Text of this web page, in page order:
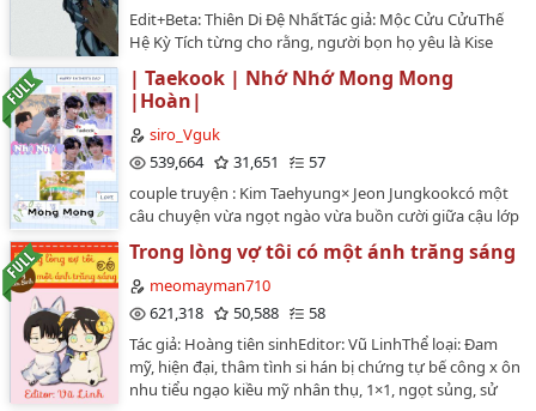
Edit+Beta: Thiên Di Đệ NhấtTác giả: Mộc Cửu CửuThế
Hệ Kỳ Tích từng cho rằng, người bọn họ yêu là Kise
người mình yêu là đồng bạn luôn ở bên cạnh.Mãi đến
sau này...Thế Hệ Kỳ Tích mới biết, thì ra người bọn họ
đã gửi gắm trái tim, vẫn luôn là cậu ấy.Nhưng với một
số kẻ, bỏ lỡ chính là bỏ lỡ.Giống như...thời gian thì sẽ
Tetsuya, Kagami Taiga, Thế Hệ Kỳ Tích || Phối hợp: Cao
trung mọi người || Cái khác: All Kuroko, ngốc manh.…
| Taekook | Nhớ Nhớ Mong Mong
|Hoàn|
siro_Vguk
539,664
31,651
57
couple truyện : Kim Taehyung× Jeon Jungkookcó một
câu chuyện vừa ngọt ngào vừa buồn cười giữa cậu lớp
thiếu niên non nớt, lật đật vượt qua ở thời gian cùng
nhau trưởng thành.- Kim Taehyung! tôi thích cậuĐể rồi
khi trưởng thành, tình yêu ấy dù có cách xa nhau bao
trái tim cùng nhịp đập.XIN VUI LÒNG KHÔNG CHUYỂN
VER.ĐÂY LÀ CHUYỆN VỀ CUỘC ĐỜI VÀ TÌNH CẢM CỦA
RIÊNG Taekook không phải cuộc đời của riêng ai khác…
Trong lòng vợ tôi có một ánh trăng sáng
meomayman710
621,318
50,588
58
Tác giả: Hoàng tiên sinhEditor: Vũ LinhThể loại: Đam
mỹ, hiện đại, thâm tình si hán bị chứng tự bế công x ôn
nhu tiểu ngạo kiều mỹ nhân thụ, 1×1, ngọt sủng, sử